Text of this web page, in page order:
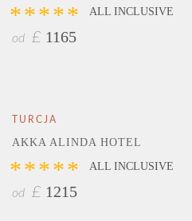
***** ALL INCLUSIVE
od £ 1165
TURCJA
AKKA ALINDA HOTEL
***** ALL INCLUSIVE
od £ 1215